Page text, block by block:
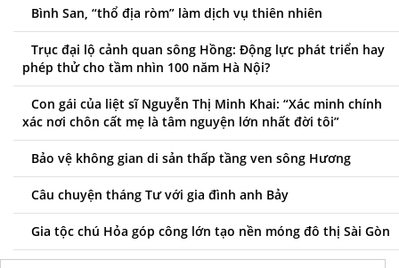
Bình San, “thổ địa ròm” làm dịch vụ thiên nhiên
Trục đại lộ cảnh quan sông Hồng: Động lực phát triển hay
phép thử cho tầm nhìn 100 năm Hà Nội?
Con gái của liệt sĩ Nguyễn Thị Minh Khai: “Xác minh chính
xác nơi chôn cất mẹ là tâm nguyện lớn nhất đời tôi”
Bảo vệ không gian di sản thấp tầng ven sông Hương
Câu chuyện tháng Tư với gia đình anh Bảy
Gia tộc chú Hỏa góp công lớn tạo nền móng đô thị Sài Gòn